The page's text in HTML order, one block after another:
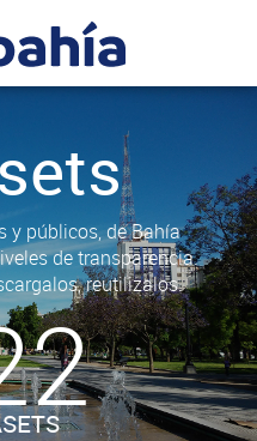
y públicos, de Bahía
de transparencia.
reutilizalos.